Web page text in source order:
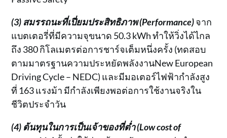
(3) สมรรถนะที่เปี่ยมประสิทธิภาพ (Performance)จาก
แบตเตอรี่ที่มีความจุขนาด 50.3 kWh ทำให้วิ่งได้ไกล
ถึง 380 กิโลเมตรต่อการชาร์จเต็มหนึ่งครั้ง (ทดสอบ
ตามมาตรฐานความประหยัดพลังงานNew European
Driving Cycle – NEDC) และมีมอเตอร์ไฟฟ้ากำลังสูง
ที่ 163 แรงม้า มีกำลังเพียงพอต่อการใช้งานจริงใน
ชีวิตประจำวัน
(4) ต้นทุนในการเป็นเจ้าของที่ต่ำ (Low cost of